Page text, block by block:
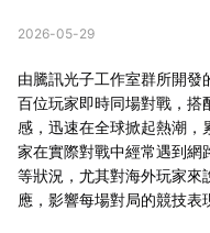
2026-05-29
由騰訊光子工作室群所開發
百位玩家即時同場對戰，搭
感，迅速在全球掀起熱潮，
家在實際對戰中經常遇到網
等狀況，尤其對海外玩家來
應，影響每場對局的競技表